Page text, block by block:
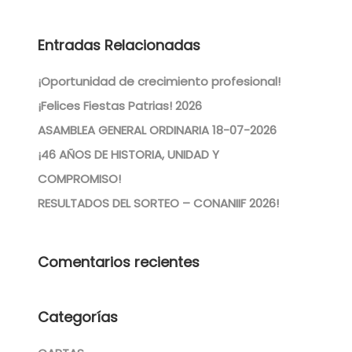
Entradas Relacionadas
¡Oportunidad de crecimiento profesional!
¡Felices Fiestas Patrias! 2026
ASAMBLEA GENERAL ORDINARIA 18-07-2026
¡46 AÑOS DE HISTORIA, UNIDAD Y
COMPROMISO!
RESULTADOS DEL SORTEO – CONANIIF 2026!
Comentarios recientes
Categorías